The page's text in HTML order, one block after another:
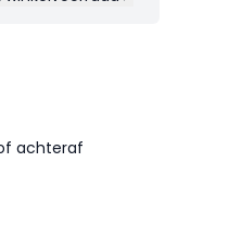
achteraf